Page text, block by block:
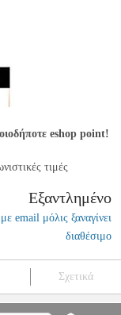
eshop point!
τιμές
Εξαντλημένο
email μόλις ξαναγίνει
διαθέσιμο
Σχετικά